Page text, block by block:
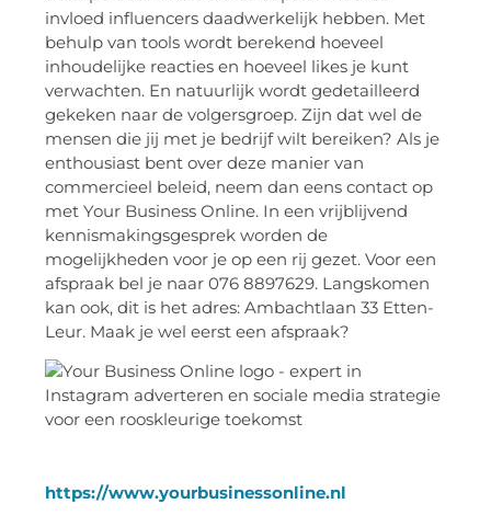
invloed influencers daadwerkelijk hebben. Met
behulp van tools wordt berekend hoeveel
inhoudelijke reacties en hoeveel likes je kunt
verwachten. En natuurlijk wordt gedetailleerd
gekeken naar de volgersgroep. Zijn dat wel de
mensen die jij met je bedrijf wilt bereiken? Als je
enthousiast bent over deze manier van
commercieel beleid, neem dan eens contact op
met Your Business Online. In een vrijblijvend
kennismakingsgesprek worden de
mogelijkheden voor je op een rij gezet. Voor een
afspraak bel je naar 076 8897629. Langskomen
kan ook, dit is het adres: Ambachtlaan 33 Etten-
Leur. Maak je wel eerst een afspraak?
https://www.yourbusinessonline.nl